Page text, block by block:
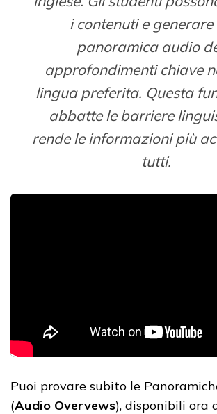
i contenuti e
panoramica audio
approfondimenti chiave
lingua preferita. Questa
abbatte le barriere
rende le informazioni più
tutti.
Puoi provare subito le
(Audio Overvews), disponibili ora